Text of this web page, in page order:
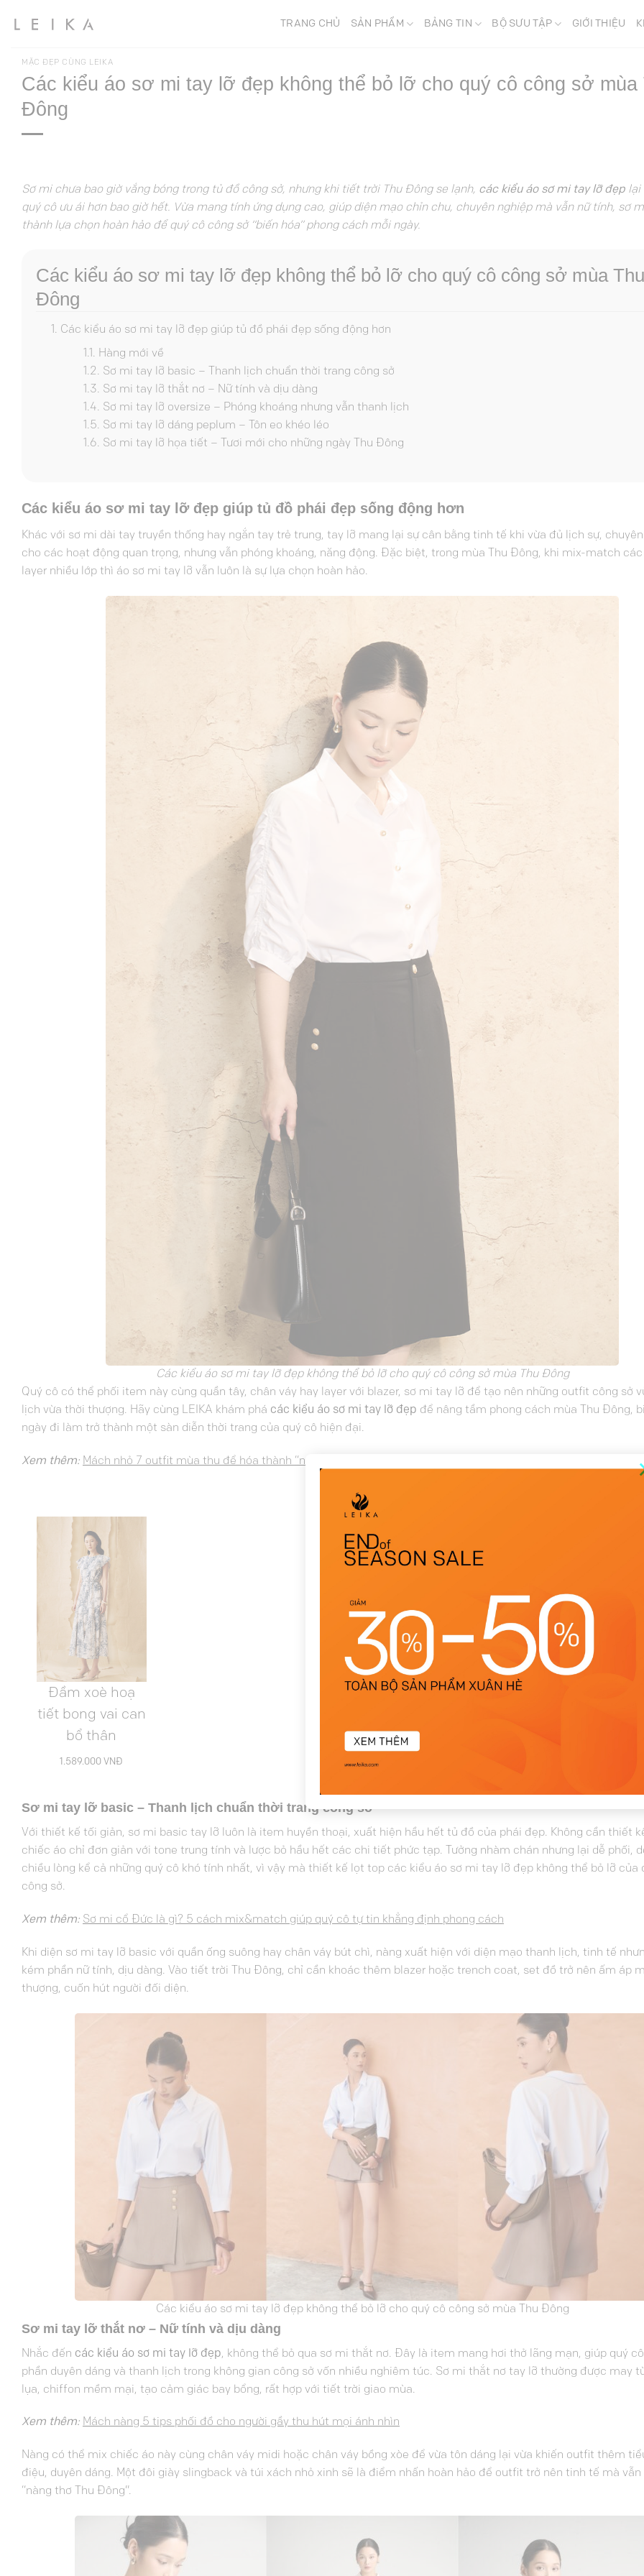
đến
dung
TRANG CHỦ SẢN PHẨM BẢNG TIN BỘ SƯU TẬP GIỚI THIỆU
MẶC ĐẸP CÙNG LEIKA
Các kiểu áo sơ mi tay lỡ đẹp không thể bỏ lỡ cho quý cô công sở mùa
Đông
Sơ mi chưa bao giờ vắng bóng trong tủ đồ công sở, nhưng khi tiết trời Thu Đông se lạnh, các kiểu áo sơ mi tay lỡ đẹp lại
quý cô ưu ái hơn bao giờ hết. Vừa mang tính ứng dụng cao, giúp diện mạo chỉn chu, chuyên nghiệp mà vẫn nữ tính, sơ
thành lựa chọn hoàn hảo để quý cô công sở “biến hóa” phong cách mỗi ngày.
Các kiểu áo sơ mi tay lỡ đẹp không thể bỏ lỡ cho quý cô công sở mùa Thu
Đông
Các kiểu áo sơ mi tay lỡ đẹp giúp tủ đồ phái đẹp sống động hơn
Hàng mới về
Sơ mi tay lỡ basic – Thanh lịch chuẩn thời trang công sở
Sơ mi tay lỡ thắt nơ – Nữ tính và dịu dàng
Sơ mi tay lỡ oversize – Phóng khoáng nhưng vẫn thanh lịch
Sơ mi tay lỡ dáng peplum – Tôn eo khéo léo
Sơ mi tay lỡ họa tiết – Tươi mới cho những ngày Thu Đông
Các kiểu áo sơ mi tay lỡ đẹp giúp tủ đồ phái đẹp sống động hơn
Khác với sơ mi dài tay truyền thống hay ngắn tay trẻ trung, tay lỡ mang lại sự cân bằng tinh tế khi vừa đủ lịch sự,
cho các hoạt động quan trọng, nhưng vẫn phóng khoáng, năng động. Đặc biệt, trong mùa Thu Đông, khi mix-match
layer nhiều lớp thì áo sơ mi tay lỡ vẫn luôn là sự lựa chọn hoàn hảo.
Các kiểu áo sơ mi tay lỡ đẹp không thể bỏ lỡ cho quý cô công sở mùa Thu Đông
Quý cô có thể phối item này cùng quần tây, chân váy hay layer với blazer, sơ mi tay lỡ để tạo nên những outfit công sở
lịch vừa thời thượng. Hãy cùng LEIKA khám phá các kiểu áo sơ mi tay lỡ đẹp để nâng tầm phong cách mùa Thu Đông,
ngày đi làm trở thành một sàn diễn thời trang của quý cô hiện đại.
Xem thêm: Mách nhỏ 7 outfit mùa thu để hóa thành “nàng thơ” chỉ với 30 giây
Hàng mới về
Đầm xoè hoạ
tiết bong vai can
bổ thân
1.589.000 VNĐ
Sơ mi tay lỡ basic – Thanh lịch chuẩn thời trang công sở
Với thiết kế tối giản, sơ mi basic tay lỡ luôn là item huyền thoại, xuất hiện hầu hết tủ đồ của phái đẹp. Không cần thiết
chiếc áo chỉ đơn giản với tone trung tính và lược bỏ hầu hết các chi tiết phức tạp. Tưởng nhàm chán nhưng lại dễ phối,
chiều lòng kể cả những quý cô khó tính nhất, vì vậy mà thiết kế lọt top các kiểu áo sơ mi tay lỡ đẹp không thể bỏ lỡ của
công sở.
Xem thêm: Sơ mi cổ Đức là gì? 5 cách mix&match giúp quý cô tự tin khẳng định phong cách
Khi diện sơ mi tay lỡ basic với quần ống suông hay chân váy bút chì, nàng xuất hiện với diện mạo thanh lịch, tinh tế
kém phần nữ tính, dịu dàng. Vào tiết trời Thu Đông, chỉ cần khoác thêm blazer hoặc trench coat, set đồ trở nên ấm áp
thượng, cuốn hút người đối diện.
Các kiểu áo sơ mi tay lỡ đẹp không thể bỏ lỡ cho quý cô công sở mùa Thu Đông
Sơ mi tay lỡ thắt nơ – Nữ tính và dịu dàng
Nhắc đến các kiểu áo sơ mi tay lỡ đẹp, không thể bỏ qua sơ mi thắt nơ. Đây là item mang hơi thở lãng mạn, giúp quý
phần duyên dáng và thanh lịch trong không gian công sở vốn nhiều nghiêm túc. Sơ mi thắt nơ tay lỡ thường được may
lụa, chiffon mềm mại, tạo cảm giác bay bổng, rất hợp với tiết trời giao mùa.
Xem thêm: Mách nàng 5 tips phối đồ cho người gầy thu hút mọi ánh nhìn
Nàng có thể mix chiếc áo này cùng chân váy midi hoặc chân váy bồng xòe để vừa tôn dáng lại vừa khiến outfit thêm
điệu, duyên dáng. Một đôi giày slingback và túi xách nhỏ xinh sẽ là điểm nhấn hoàn hảo để outfit trở nên tinh tế mà
“nàng thơ Thu Đông”.